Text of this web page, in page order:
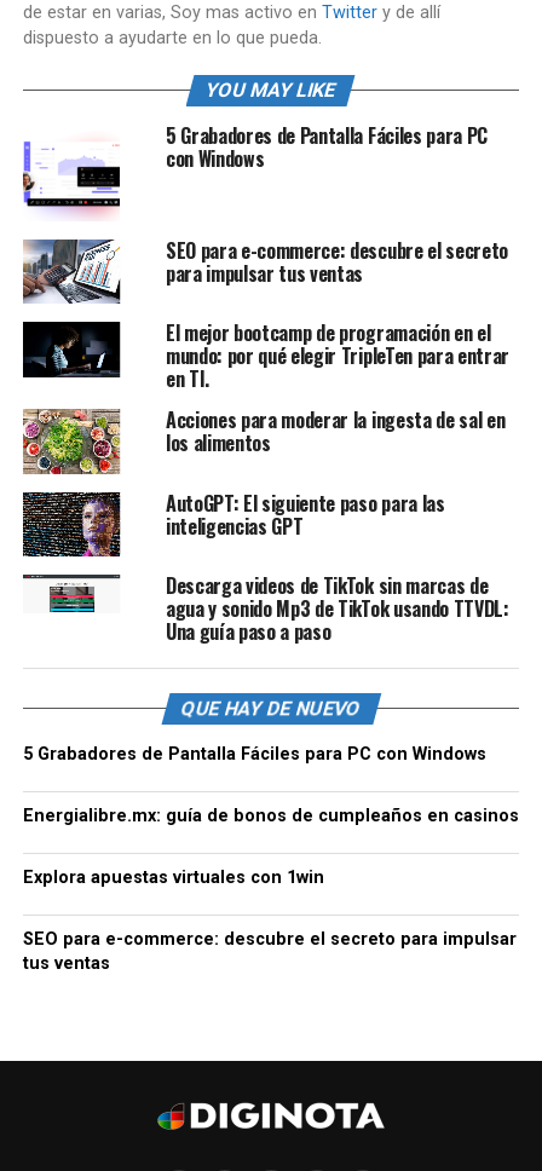
de estar en varias, Soy mas activo en Twittery de allí
dispuesto a ayudarte en lo que pueda.
YOU MAY LIKE
5 Grabadores de Pantalla Fáciles para PC
con Windows
SEO para e-commerce: descubre el secreto
para impulsar tus ventas
El mejor bootcamp de programación en el
mundo: por qué elegir TripleTen para entrar
en TI.
Acciones para moderar la ingesta de sal en
los alimentos
AutoGPT: El siguiente paso para las
inteligencias GPT
Descarga videos de TikTok sin marcas de
agua y sonido Mp3 de TikTok usando TTVDL:
Una guía paso a paso
QUE HAY DE NUEVO
5 Grabadores de Pantalla Fáciles para PC con Windows
Energialibre.mx: guía de bonos de cumpleaños en casinos
Explora apuestas virtuales con 1win
SEO para e-commerce: descubre el secreto para impulsar
tus ventas